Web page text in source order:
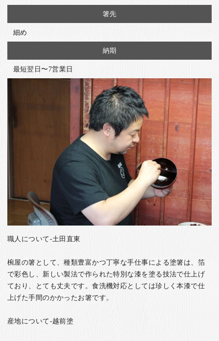
箸先
細め
納期
最短翌日〜7営業日
職人について-土田直東
椀屋の箸として、種類豊富かつ丁寧な手仕事による塗箸は、箔
で彩色し、新しい製法で作られた特別な漆を塗る技法で仕上げ
ており、とても丈夫です。食洗機対応としては珍しく本漆で仕
上げた手間のかかったお箸です。
産地について-越前塗